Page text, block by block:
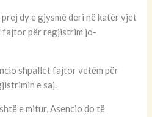
dy e gjysmë deri në katër vjet
fajtor për regjistrim jo-
shpallet fajtor vetëm për
e saj.
e mitur, Asencio do të